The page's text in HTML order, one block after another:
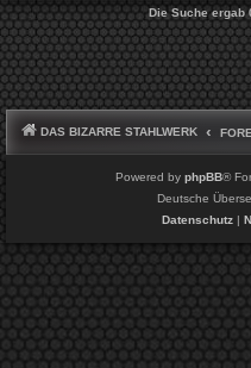
Die Suche ergab
DAS BIZARRE STAHLWERK
Powered by phpBB®
Deutsche
Datenschutz|